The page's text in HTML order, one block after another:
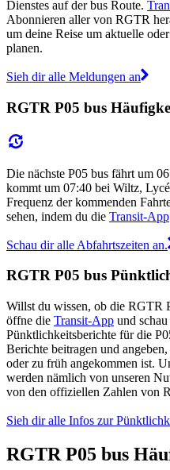
Dienstes auf der bus Route.
Abonnieren aller von RGTR
um deine Reise um aktuelle
planen.
Sieh dir alle Meldungen an
RGTR P05 bus
Die nächste P05 bus fährt um
kommt um 07:40 bei Wiltz,
Frequenz der kommenden
sehen, indem du die Transit-App
Schau dir alle Abfahrtszeiten an.
RGTR P05 bus
Willst du wissen, ob die RGTR
öffne die Transit-App und
Pünktlichkeitsberichte für die
Berichte beitragen und
oder zu früh angekommen ist.
werden nämlich von unseren
von den offiziellen Zahlen von
Sieh dir alle Infos zur
RGTR P05 bus